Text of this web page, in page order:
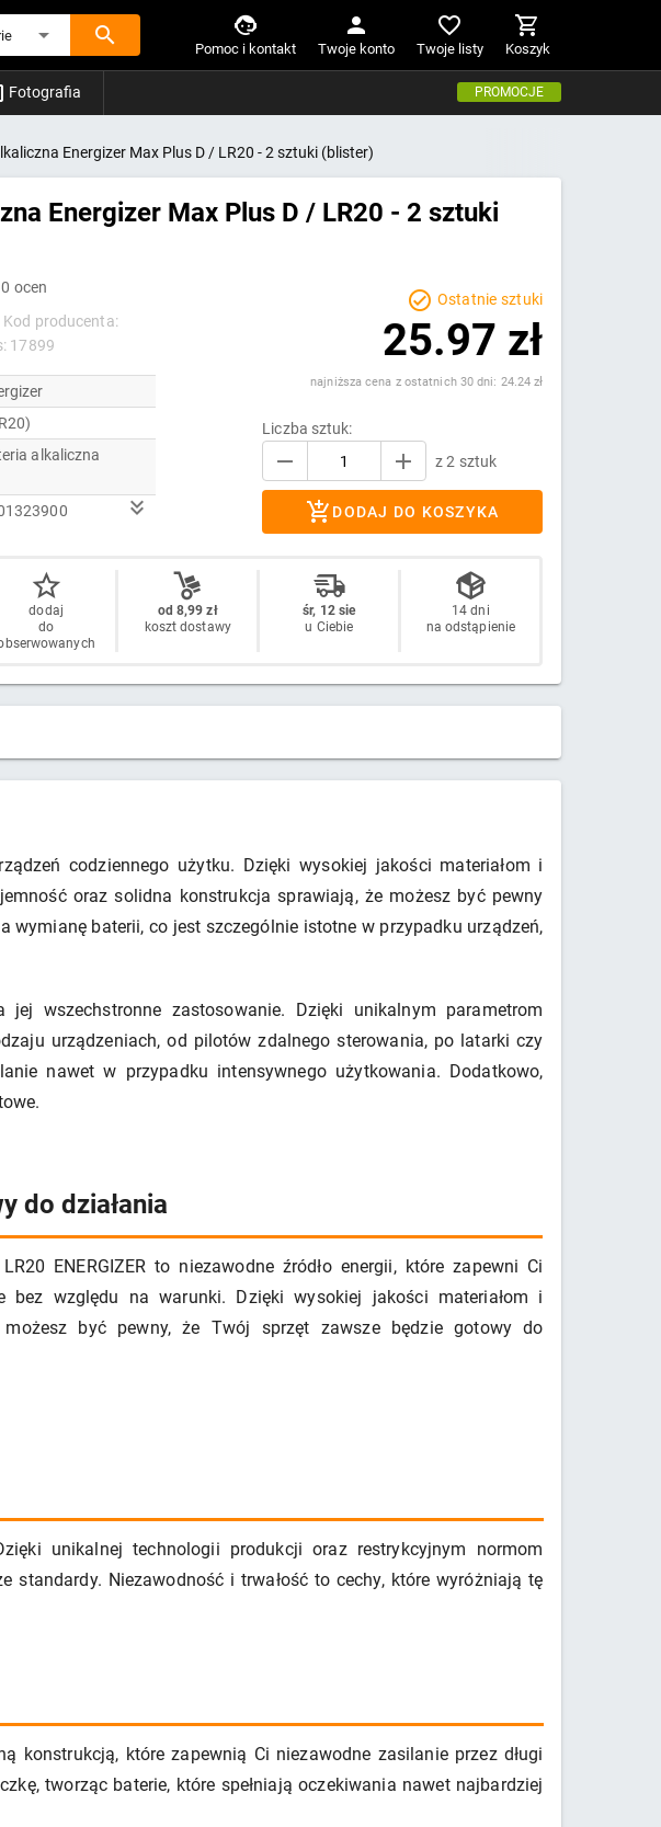
Pomoc i kontakt Twoje konto Twoje listy Koszyk
Fotografia PROMOCJE
Energizer Max Plus D / LR20 - 2 sztuki (blister)
Energizer Max Plus D / LR20 - 2 sztuki
ocen
Kod producenta:
17899
alkaliczna
Ostatnie sztuki
25.97 zł
najniższa cena z ostatnich 30 dni: 24.24 zł
Liczba sztuk:
z 2 sztuk
DODAJ DO KOSZYKA
dodaj
do
od 8,99 zł
koszt dostawy
śr, 12 sie
u Ciebie
14 dni
na odstąpienie
codziennego użytku. Dzięki wysokiej jakości materiałom i
oraz solidna konstrukcja sprawiają, że możesz być pewny
wymianę baterii, co jest szczególnie istotne w przypadku urządzeń,
wszechstronne zastosowanie. Dzięki unikalnym parametrom
urządzeniach, od pilotów zdalnego sterowania, po latarki czy
nawet w przypadku intensywnego użytkowania. Dodatkowo,
do działania
ENERGIZER to niezawodne źródło energii, które zapewni Ci
bez względu na warunki. Dzięki wysokiej jakości materiałom i
możesz być pewny, że Twój sprzęt zawsze będzie gotowy do
unikalnej technologii produkcji oraz restrykcyjnym normom
standardy. Niezawodność i trwałość to cechy, które wyróżniają tę
konstrukcją, które zapewnią Ci niezawodne zasilanie przez długi
tworząc baterie, które spełniają oczekiwania nawet najbardziej